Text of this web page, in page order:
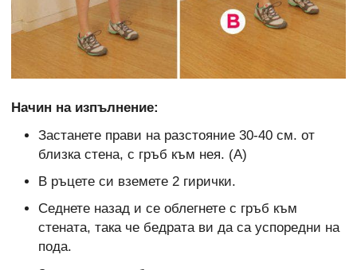
Начин на изпълнение:
Застанете прави на разстояние 30-40 см. от
близка стена, с гръб към нея. (А)
В ръцете си вземете 2 гирички.
Седнете назад и се облегнете с гръб към
стената, така че бедрата ви да са успоредни на
пода.